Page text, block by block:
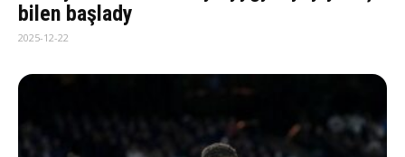
bilen başlady
2025-12-22